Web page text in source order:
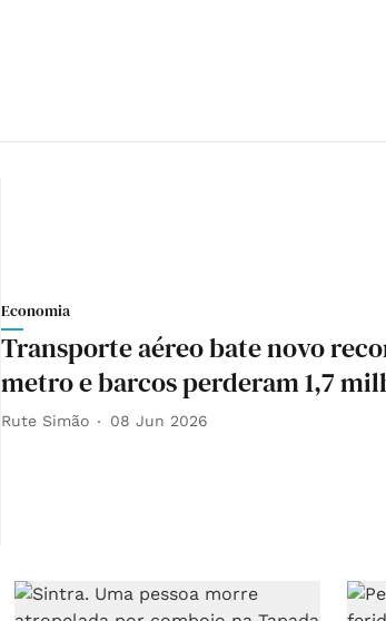
Economia
Transporte aéreo bate novo
metro e barcos perderam 1,7
Rute Simão 08 Jun 2026